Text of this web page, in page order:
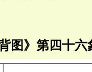
背图》第四十六